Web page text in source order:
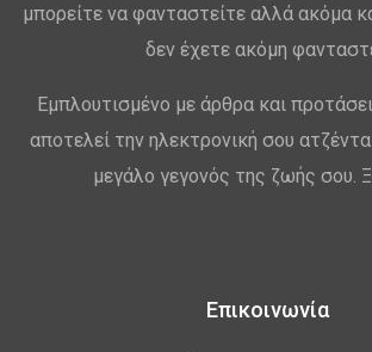
μπορείτε να φανταστείτε αλλά ακόμα
δεν έχετε ακόμη
Εμπλουτισμένο με άρθρα και
αποτελεί την ηλεκτρονική σου
μεγάλο γεγονός της ζωής σου.
Επικοινωνία